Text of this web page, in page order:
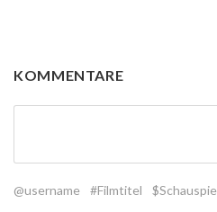
KOMMENTARE
@username #Filmtitel